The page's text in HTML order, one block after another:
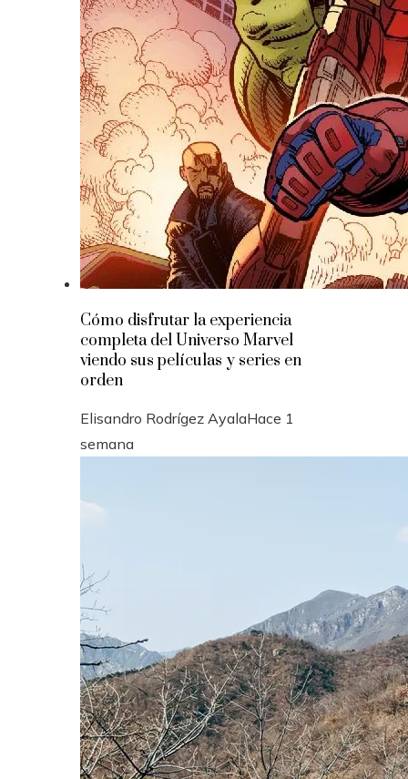
Cómo disfrutar la experiencia
completa del Universo Marvel
viendo sus películas y series en
orden
Elisandro Rodrígez AyalaHace 1
semana